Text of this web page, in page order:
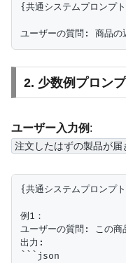
{共通システムプロンプ
2. 少数例プロン
ユーザー入力例 :
注文したはずの製品が届
{共通システムプロンプ
例1：
ユーザーの質問: この商
出力:
```json